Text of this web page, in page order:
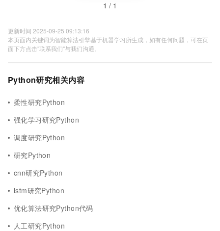
1 / 1
更新时间 2025-09-25 09:13:16
本页面内关键词为智能算法引擎基于机器学习所生成，如有任何问题，可在页
面下方点击"联系我们"与我们沟通。
Python研究相关内容
柔性研究Python
强化学习研究Python
调度研究Python
研究Python
cnn研究Python
lstm研究Python
优化算法研究Python代码
人工研究Python